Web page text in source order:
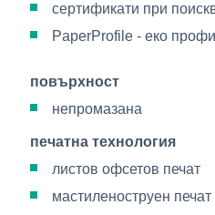
сертификати при
PaperProfile - еко
повърхност
непромазана
печатна технология
листов офсетов печат
мастиленоструен печат